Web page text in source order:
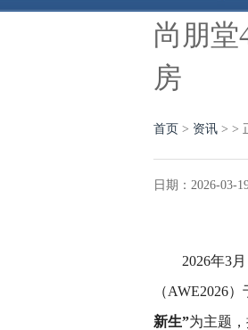
尚朋堂
房
首页 > 资讯 > >
日期：2026-
2026年3
（AWE2026
新生”为主题